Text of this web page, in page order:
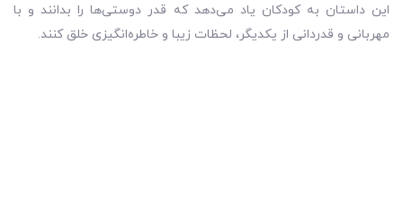
این داستان به کودکان یاد می‌دهد که قدر دوستی‌ها را بدانند و با
مهربانی و قدردانی از یکدیگر، لحظات زیبا و خاطره‌انگیزی خلق کنند.